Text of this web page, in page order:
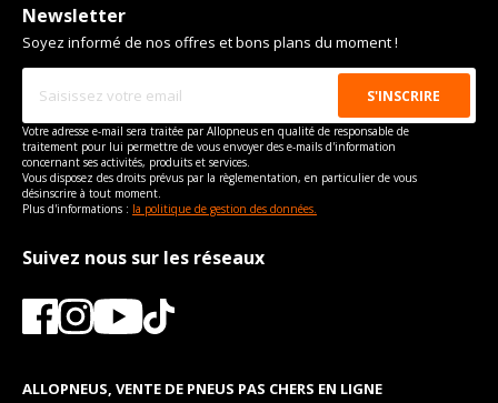
Newsletter
Soyez informé de nos offres et bons plans du moment !
Votre adresse e-mail sera traitée par Allopneus en qualité de responsable de
traitement pour lui permettre de vous envoyer des e-mails d'information
concernant ses activités, produits et services.
Vous disposez des droits prévus par la règlementation, en particulier de vous
désinscrire à tout moment.
Plus d'informations : la politique de gestion des données.
Suivez nous sur les réseaux
ALLOPNEUS, VENTE DE PNEUS PAS CHERS EN LIGNE